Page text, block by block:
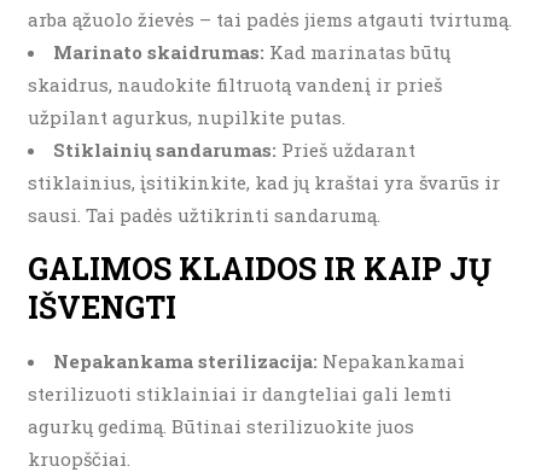
arba ąžuolo žievės – tai padės jiems atgauti tvirtumą.
Marinato skaidrumas: Kad marinatas būtų
skaidrus, naudokite filtruotą vandenį ir prieš
užpilant agurkus, nupilkite putas.
Stiklainių sandarumas: Prieš uždarant
stiklainius, įsitikinkite, kad jų kraštai yra švarūs ir
sausi. Tai padės užtikrinti sandarumą.
GALIMOS KLAIDOS IR KAIP JŲ
IŠVENGTI
Nepakankama sterilizacija: Nepakankamai
sterilizuoti stiklainiai ir dangteliai gali lemti
agurkų gedimą. Būtinai sterilizuokite juos
kruopščiai.